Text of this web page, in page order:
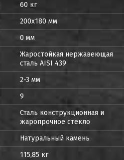
60 кг
200х180 мм
0 мм
Жаростойкая нержавеющая
сталь AISI 439
2-3 мм
9
Сталь конструкционная и
жаропрочное стекло
Натуральный камень
115,85 кг